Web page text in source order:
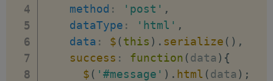
method : 'post' ,
dataType : 'html' ,
data : $ (this ) . serialize ( ) ,
success : function (data ) {
$ ( '#message' ) . html (data ) ;